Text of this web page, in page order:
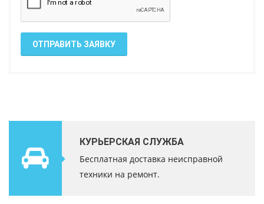
ОТПРАВИТЬ ЗАЯВКУ
КУРЬЕРСКАЯ СЛУЖБА
Бесплатная доставка неисправной
техники на ремонт.